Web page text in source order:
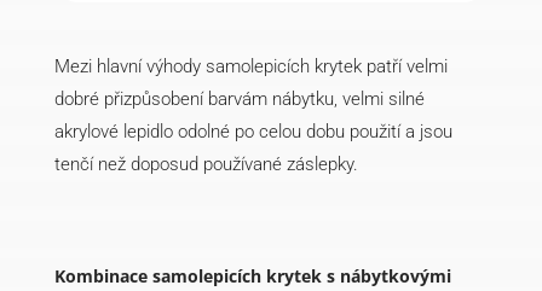
Mezi hlavní výhody samolepicích krytek patří velmi
dobré přizpůsobení barvám nábytku, velmi silné
akrylové lepidlo odolné po celou dobu použití a jsou
tenčí než doposud používané záslepky.
Kombinace samolepicích krytek s nábytkovými